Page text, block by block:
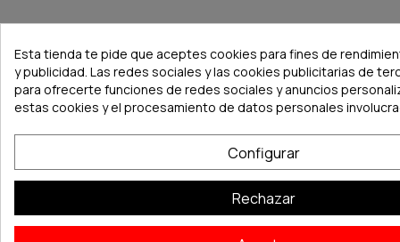
Esta tienda te pide que aceptes cookies para fines de
y publicidad. Las redes sociales y las cookies publicitarias de
para ofrecerte funciones de redes sociales y anuncios
estas cookies y el procesamiento de datos personales
Configurar
Rechazar